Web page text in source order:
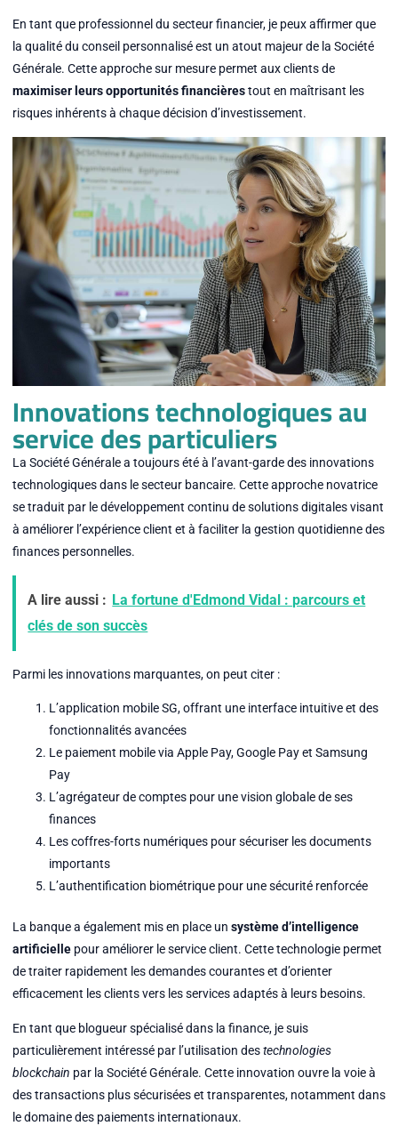
En tant que professionnel du secteur financier, je peux affirmer que
la qualité du conseil personnalisé est un atout majeur de la Société
Générale. Cette approche sur mesure permet aux clients de
maximiser leurs opportunités financièrestout en maîtrisant les
risques inhérents à chaque décision d’investissement.
Innovations technologiques au
service des particuliers
La Société Générale a toujours été à l’avant-garde des innovations
technologiques dans le secteur bancaire. Cette approche novatrice
se traduit par le développement continu de solutions digitales visant
à améliorer l’expérience client et à faciliter la gestion quotidienne des
finances personnelles.
A lire aussi : La fortune d'Edmond Vidal : parcours et
clés de son succès
Parmi les innovations marquantes, on peut citer :
L’application mobile SG, offrant une interface intuitive et des
fonctionnalités avancées
Le paiement mobile via Apple Pay, Google Pay et Samsung
Pay
L’agrégateur de comptes pour une vision globale de ses
finances
Les coffres-forts numériques pour sécuriser les documents
importants
L’authentification biométrique pour une sécurité renforcée
La banque a également mis en place un système d’intelligence
artificiellepour améliorer le service client. Cette technologie permet
de traiter rapidement les demandes courantes et d’orienter
efficacement les clients vers les services adaptés à leurs besoins.
En tant que blogueur spécialisé dans la finance, je suis
particulièrement intéressé par l’utilisation destechnologies
blockchain par la Société Générale. Cette innovation ouvre la voie à
des transactions plus sécurisées et transparentes, notamment dans
le domaine des paiements internationaux.